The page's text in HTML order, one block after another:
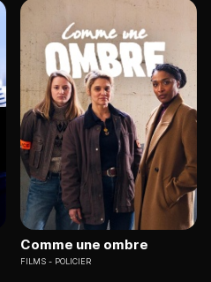
Comme une ombre
FILMS POLICIER